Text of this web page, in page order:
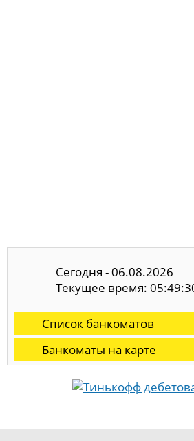
Сегодня - 06.08.2026
Текущее время:
Список банкоматов
Банкоматы на карте